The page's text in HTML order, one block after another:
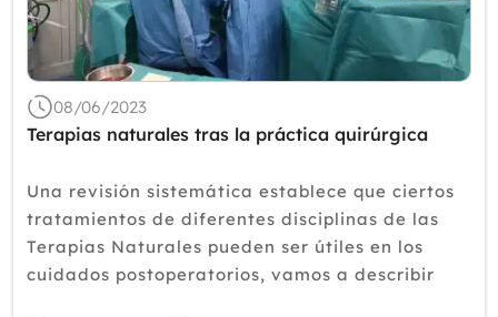
08/06/2023
Terapias naturales tras la práctica quirúrgica
Una revisión sistemática establece que ciertos
tratamientos de diferentes disciplinas de las
Terapias Naturales pueden ser útiles en los
cuidados postoperatorios, vamos a describir